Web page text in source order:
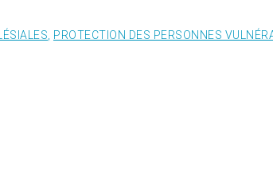
PROTECTION DES PERSONNES